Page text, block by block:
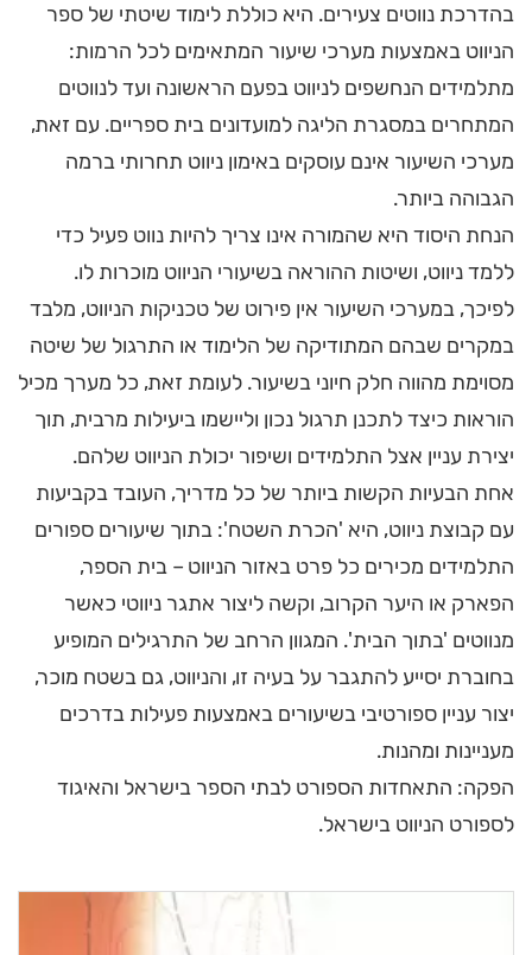
בהדרכת נווטים צעירים. היא כוללת לימוד שיטתי של ספר
הניווט באמצעות מערכי שיעור המתאימים לכל הרמות:
מתלמידים הנחשפים לניווט בפעם הראשונה ועד לנווטים
המתחרים במסגרת הליגה למועדונים בית ספריים. עם זאת,
מערכי השיעור אינם עוסקים באימון ניווט תחרותי ברמה
הגבוהה ביותר.
הנחת היסוד היא שהמורה אינו צריך להיות נווט פעיל כדי
ללמד ניווט, ושיטות ההוראה בשיעורי הניווט מוכרות לו.
לפיכך, במערכי השיעור אין פירוט של טכניקות הניווט, מלבד
במקרים שבהם המתודיקה של הלימוד או התרגול של שיטה
מסוימת מהווה חלק חיוני בשיעור. לעומת זאת, כל מערך מכיל
הוראות כיצד לתכנן תרגול נכון וליישמו ביעילות מרבית, תוך
יצירת עניין אצל התלמידים ושיפור יכולת הניווט שלהם.
אחת הבעיות הקשות ביותר של כל מדריך, העובד בקביעות
עם קבוצת ניווט, היא 'הכרת השטח': בתוך שיעורים ספורים
התלמידים מכירים כל פרט באזור הניווט – בית הספר,
הפארק או היער הקרוב, וקשה ליצור אתגר ניווטי כאשר
מנווטים 'בתוך הבית'. המגוון הרחב של התרגילים המופיע
בחוברת יסייע להתגבר על בעיה זו, והניווט, גם בשטח מוכר,
יצור עניין ספורטיבי בשיעורים באמצעות פעילות בדרכים
מעניינות ומהנות.
הפקה: התאחדות הספורט לבתי הספר בישראל והאיגוד
לספורט הניווט בישראל.